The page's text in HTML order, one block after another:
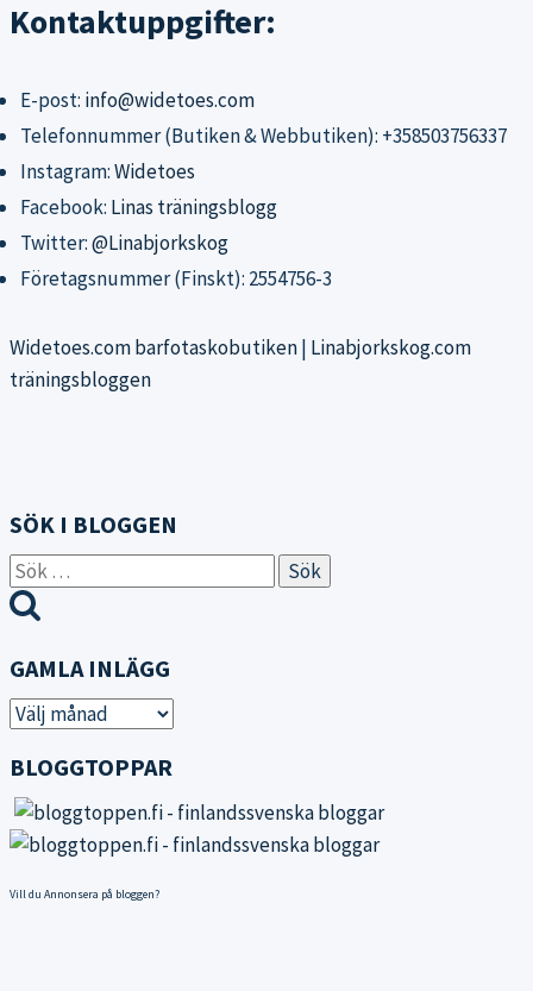
Kontaktuppgifter:
E-post: info@widetoes.com
Telefonnummer (Butiken & Webbutiken): +358503756337
Instagram:Widetoes
Facebook: Linas träningsblogg
Twitter:@Linabjorkskog
Företagsnummer (Finskt): 2554756-3
Widetoes.com barfotaskobutiken| Linabjorkskog.com
träningsbloggen
SÖK I BLOGGEN
Sök
efter:
GAMLA INLÄGG
Gamla
BLOGGTOPPAR
Vill du Annonsera på bloggen?